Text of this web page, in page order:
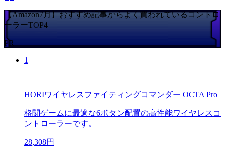
【Amazon7月】おすすめ記事からよく買われているコントロ
ーラーTOP4
PR
1
HORIワイヤレスファイティングコマンダー OCTA Pro
格闘ゲームに最適な6ボタン配置の高性能ワイヤレスコ
ントローラーです。
28,308円